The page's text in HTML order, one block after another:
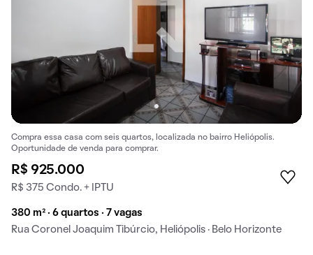
Compra essa casa com seis quartos, localizada no bairro Heliópolis.
Oportunidade de venda para comprar.
R$ 925.000
R$ 375 Condo. + IPTU
380 m² · 6 quartos · 7 vagas
Rua Coronel Joaquim Tibúrcio, Heliópolis · Belo Horizonte